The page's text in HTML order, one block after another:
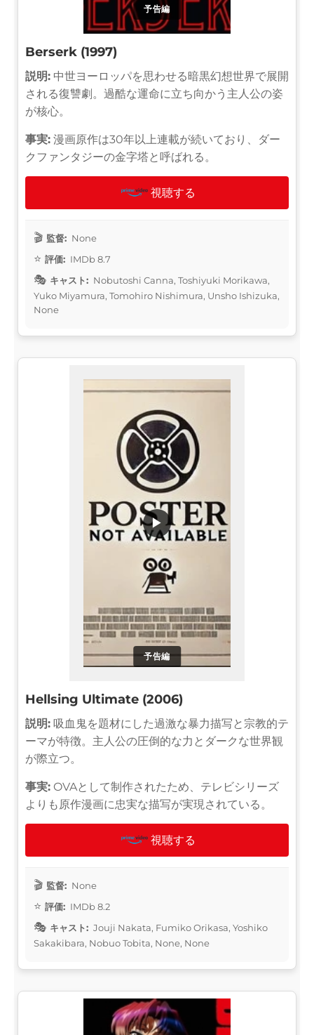
予告編
Berserk (1997)
説明: 中世ヨーロッパを思わせる暗黒幻想世界で展開
される復讐劇。過酷な運命に立ち向かう主人公の姿
が核心。
事実: 漫画原作は30年以上連載が続いており、ダー
クファンタジーの金字塔と呼ばれる。
視聴する
監督: None
評価: IMDb 8.7
キャスト: Nobutoshi Canna, Toshiyuki Morikawa,
Yuko Miyamura, Tomohiro Nishimura, Unsho Ishizuka,
None
予告編
▶
Hellsing Ultimate (2006)
説明: 吸血鬼を題材にした過激な暴力描写と宗教的テ
ーマが特徴。主人公の圧倒的な力とダークな世界観
が際立つ。
事実: OVAとして制作されたため、テレビシリーズ
よりも原作漫画に忠実な描写が実現されている。
視聴する
監督: None
評価: IMDb 8.2
キャスト: Jouji Nakata, Fumiko Orikasa, Yoshiko
Sakakibara, Nobuo Tobita, None, None